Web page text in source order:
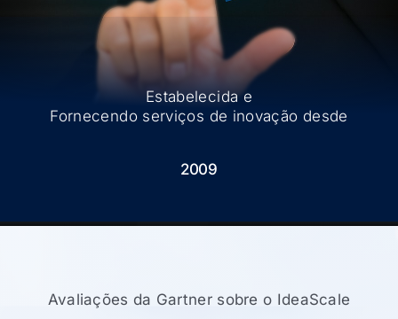
Estabelecida e
Fornecendo serviços de inovação desde
2009
Avaliações da Gartner sobre o IdeaScale